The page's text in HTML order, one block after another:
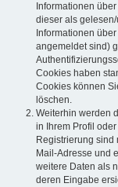
Informationen
dieser als
Informationen
angemeldet sind)
Cookies haben
Cookies können
löschen.
Weiterhin werden
in Ihrem Profil
Registrierung sind
Mail-Adresse und
weitere Daten als
deren Eingabe